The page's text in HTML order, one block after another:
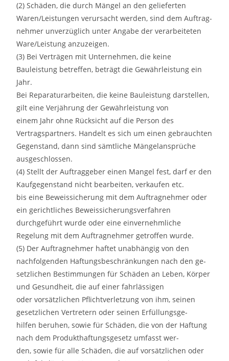
(2) Schäden, die durch Mängel an den gelieferten
Waren/Leistungen verursacht werden, sind dem Auftrag-
nehmer unverzüglich unter Angabe der verarbeiteten
Ware/Leistung anzuzeigen.
(3) Bei Verträgen mit Unternehmen, die keine
Bauleistung betreffen, beträgt die Gewährleistung ein
Jahr.
Bei Reparaturarbeiten, die keine Bauleistung darstellen,
gilt eine Verjährung der Gewährleistung von
einem Jahr ohne Rücksicht auf die Person des
Vertragspartners. Handelt es sich um einen gebrauchten
Gegenstand, dann sind sämtliche Mängelansprüche
ausgeschlossen.
(4) Stellt der Auftraggeber einen Mangel fest, darf er den
Kaufgegenstand nicht bearbeiten, verkaufen etc.
bis eine Beweissicherung mit dem Auftragnehmer oder
ein gerichtliches Beweissicherungsverfahren
durchgeführt wurde oder eine einvernehmliche
Regelung mit dem Auftragnehmer getroffen wurde.
(5) Der Auftragnehmer haftet unabhängig von den
nachfolgenden Haftungsbeschränkungen nach den ge-
setzlichen Bestimmungen für Schäden an Leben, Körper
und Gesundheit, die auf einer fahrlässigen
oder vorsätzlichen Pflichtverletzung von ihm, seinen
gesetzlichen Vertretern oder seinen Erfüllungsge-
hilfen beruhen, sowie für Schäden, die von der Haftung
nach dem Produkthaftungsgesetz umfasst wer-
den, sowie für alle Schäden, die auf vorsätzlichen oder